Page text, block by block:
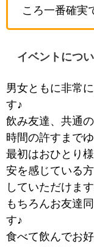
ころ一番確実
イベントにつ
男女ともに非常
す♪
飲み友達、共通
時間の許すまで
最初はおひとり
安を感じている
していただけま
もちろんお友達
す♪
食べて飲んでお